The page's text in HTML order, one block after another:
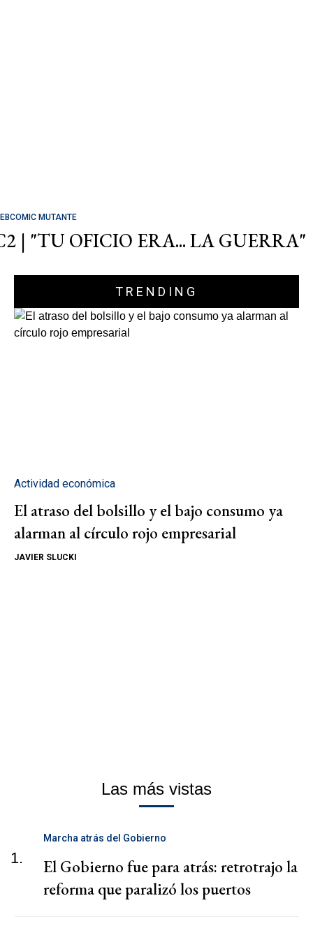
MUTANTE
| "TU OFICIO ERA... LA GUERRA"
TRENDING
Actividad económica
El atraso del bolsillo y el bajo consumo ya
alarman al círculo rojo empresarial
JAVIER SLUCKI
Las más vistas
1.
Marcha atrás del Gobierno
El Gobierno fue para atrás: retrotrajo la
reforma que paralizó los puertos